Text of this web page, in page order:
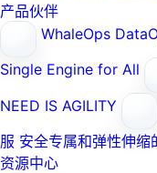
产品伙伴
WhaleOps
Single Engine for All
NEED IS AGILITY
服 安全专属和弹性伸缩
资源中心